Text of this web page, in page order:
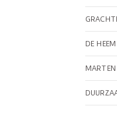
DE HEEM